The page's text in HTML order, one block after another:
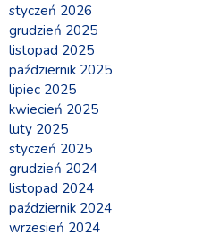
styczeń 2026
grudzień 2025
listopad 2025
październik 2025
lipiec 2025
kwiecień 2025
luty 2025
styczeń 2025
grudzień 2024
listopad 2024
październik 2024
wrzesień 2024